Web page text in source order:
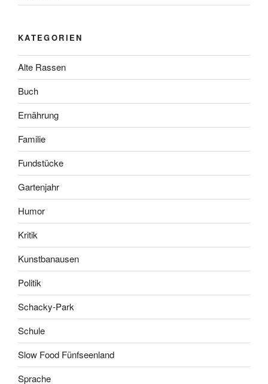
KATEGORIEN
Alte Rassen
Buch
Ernährung
Familie
Fundstücke
Gartenjahr
Humor
Kritik
Kunstbanausen
Politik
Schacky-Park
Schule
Slow Food Fünfseenland
Sprache